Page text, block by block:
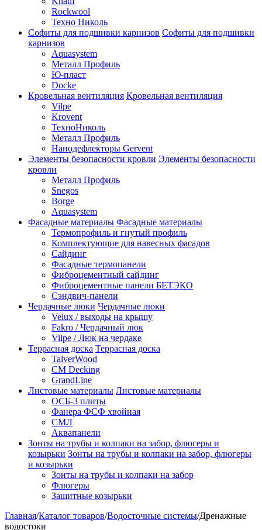
Rockwool
Техно Николь
Софиты для подшивки карнизов Софиты для подшивки
карнизов
Aquasystem
Металл Профиль
Ю-пласт
Docke
Кровельная вентиляция Кровельная вентиляция
Vilpe
Krovent
ТехноНиколь
Металл Профиль
Нанодефлекторы Gervent
Элементы безопасности кровли Элементы безопасности
кровли
Металл Профиль
Snegos
Borge
Aquasystem
Фасадные материалы Фасадные материалы
Термопрофиль и гнутый профиль
Комплектующие для навесных фасадов
Сайдинг
Фасадные термопанели
Фиброцементный сайдинг
Фиброцементные панели БЕТЭКО
Сэндвич-панели
Чердачные люки Чердачные люки
Velux / выходы на крышу
Fakro / Чердачный люк
Vilpe / Люк на чердаке
Террасная доска Террасная доска
TalverWood
CM Decking
GrandLine
Листовые материалы Листовые материалы
ОСБ-3 плиты
Фанера ФСФ хвойная
СМЛ
Аквапанели
Зонты на трубы и колпаки на забор, флюгеры и
козырьки Зонты на трубы и колпаки на забор, флюгеры
и козырьки
Зонты на трубы и колпаки на забор
Флюгеры
Защитные козырьки
Главная/Каталог товаров/Водосточные системы/Дренажные
водостоки